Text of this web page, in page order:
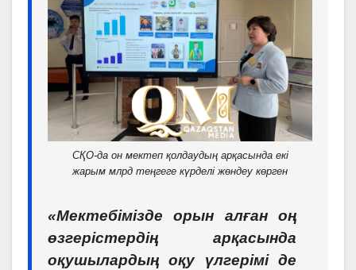
СҚО-да он мектеп қолдаудың арқасында екі
жарым млрд теңгеге күрделі жөндеу көрген
«Мектебімізде орын алған оң
өзгерістердің арқасында
оқушылардың оқу үлгерімі де